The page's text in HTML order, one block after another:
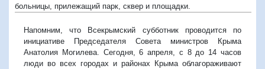
больницы, прилежащий парк, сквер и площадки.
Напомним, что Всекрымский субботник проводится по
инициативе Председателя Совета министров Крыма
Анатолия Могилева. Сегодня, 6 апреля, с 8 до 14 часов
люди во всех городах и районах Крыма облагораживают